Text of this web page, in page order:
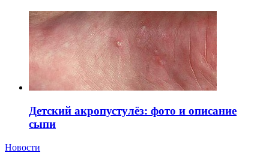
Детский акропустулёз: фото и описание
сыпи
Новости